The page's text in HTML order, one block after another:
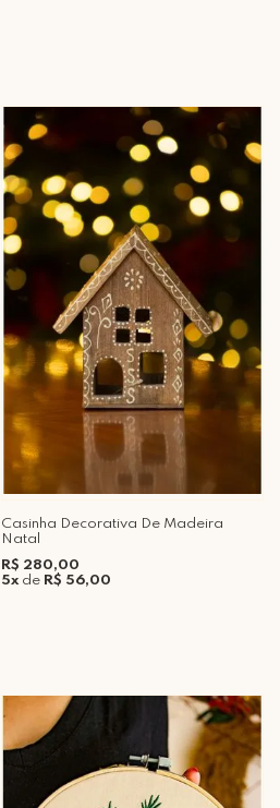
Casinha Decorativa De Madeira
Natal
R$ 280,00
5xde R$ 56,00